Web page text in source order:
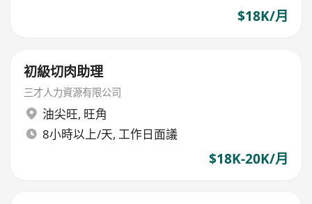
$18K/月
初級切肉助理
三才人力資源有限公司
油尖旺, 旺角
8小時以上/天, 工作日面議
$18K-20K/月